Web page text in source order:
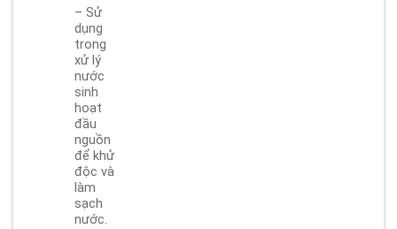
– Sử
dụng
trong
xử lý
nước
sinh
hoạt
đầu
nguồn
để khử
độc và
làm
sạch
nước.